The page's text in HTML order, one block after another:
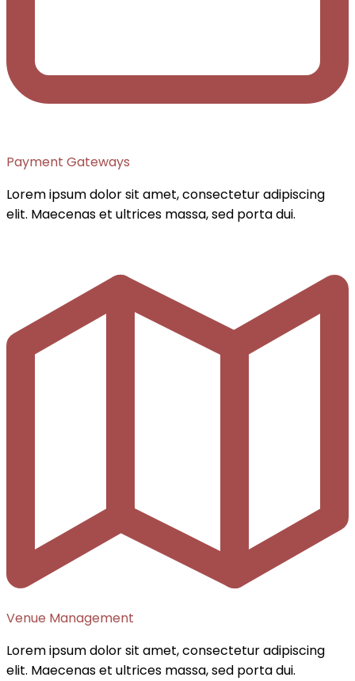
Payment Gateways
Lorem ipsum dolor sit amet, consectetur adipiscing
elit. Maecenas et ultrices massa, sed porta dui.
Venue Management
Lorem ipsum dolor sit amet, consectetur adipiscing
elit. Maecenas et ultrices massa, sed porta dui.